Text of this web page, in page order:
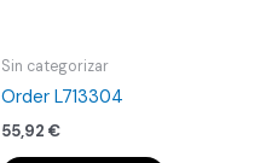
Sin categorizar
Order L713304
55,92 €